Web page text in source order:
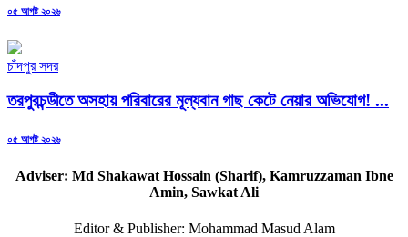
Posted
০৫ আগষ্ট ২০২৬
চাঁদপুর সদর
তরপুরচন্ডীতে অসহায় পরিবারের মূল্যবান গাছ কেটে নেয়ার অভিযোগ! ...
Posted
০৫ আগষ্ট ২০২৬
Adviser: Md Shakawat Hossain (Sharif), Kamruzzaman Ibne
Amin, Sawkat Ali
Editor & Publisher: Mohammad Masud Alam